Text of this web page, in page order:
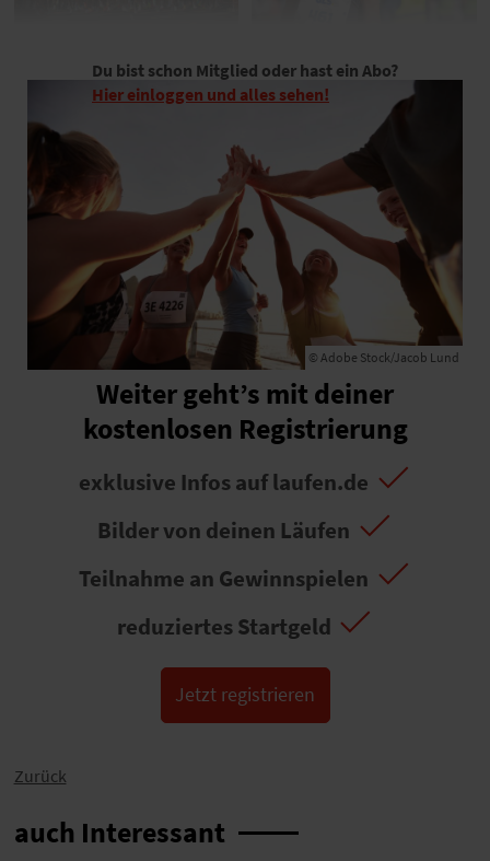
Du bist schon Mitglied oder hast ein Abo?
Hier einloggen und alles sehen!
© Adobe Stock/Jacob Lund
Weiter geht’s mit deiner
kostenlosen Registrierung
exklusive Infos auf laufen.de
Bilder von deinen Läufen
Teilnahme an Gewinnspielen
reduziertes Startgeld
Jetzt registrieren
Zurück
auch Interessant